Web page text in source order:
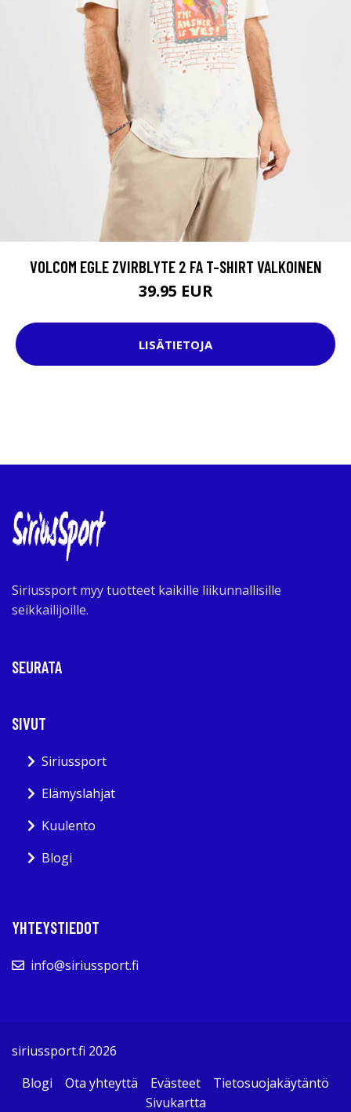
VOLCOM EGLE ZVIRBLYTE 2 FA T-SHIRT VALKOINEN
39.95 EUR
LISÄTIETOJA
Siriussport myy tuotteet kaikille liikunnallisille
seikkailijoille.
SEURATA
SIVUT
Siriussport
Elämyslahjat
Kuulento
Blogi
YHTEYSTIEDOT
info@siriussport.fi
siriussport.fi 2026
Blogi
Ota yhteyttä Evästeet
Tietosuojakäytäntö
Sivukartta